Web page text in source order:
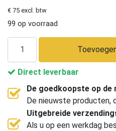
€ 75 excl. btw
99 op voorraad
Direct leverbaar
De goedkoopste op de
De nieuwste producten,
Uitgebreide
Als u op een werkdag